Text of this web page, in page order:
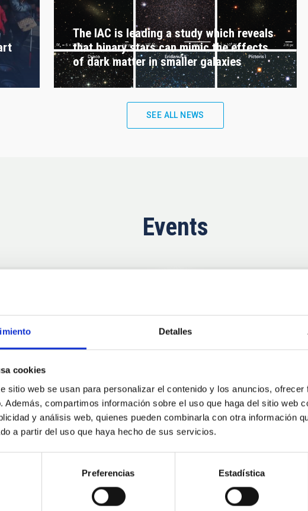
Detalles
cookies
sitio web se usan para personalizar el contenido y los anuncios,
Además, compartimos información sobre el uso que haga del sitio web
y análisis web, quienes pueden combinarla con otra información
a partir del uso que haya hecho de sus servicios.
Preferencias Estadística
The IAC is leading a study which reveals
that binary stars can mimic the effects
of dark matter in smaller galaxies
SEE ALL NEWS
Events
11
AUG 26
Eclipse Agosto 2026
10
CONFERENCE
Substellar